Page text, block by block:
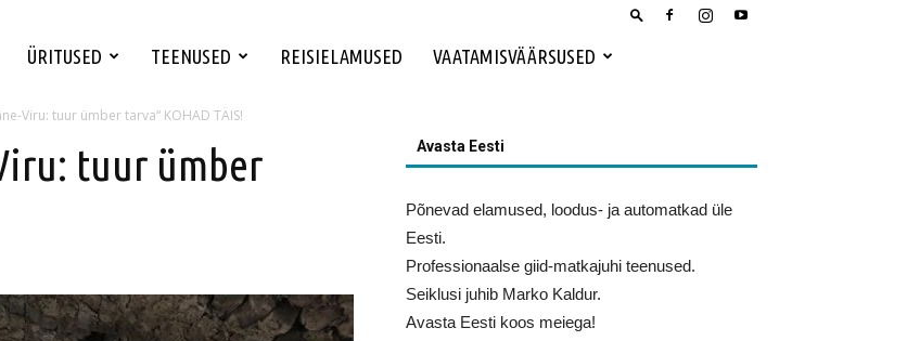
ÜRITUSED TEENUSED REISIELAMUSED VAATAMISVÄÄRSUSED
Viru: tuur ümber tarva“ KOHAD TÄIS!
tuur ümber
Avasta Eesti
Põnevad elamused, loodus- ja automatkad üle
Eesti.
Professionaalse giid-matkajuhi teenused.
Seiklusi juhib Marko Kaldur.
Avasta Eesti koos meiega!